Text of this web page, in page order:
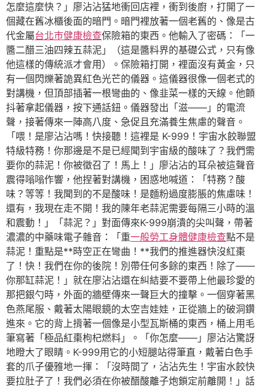
怎麼這麼快？」廖沾沾猛地衝回店裡，衝到後廚，打開了一
個藏在舊冰櫃後面的暗門。暗門裡放著一個老舊的、像是古
代金屬台北巿健康檢查保險箱的東西。他輸入了密碼：「一
醬二醋三油四辣五蒜泥」（這是醬料界的基礎公式，只有像
他這樣的傳統派才會用）。保險箱打開，裡面沒有黃金，只
有一個閃爍著詭異紅色光芒的儀器。這儀器很像一個老式的
對講機，但頂部插著一根彎曲的、像韭菜一樣的天線。他顫
抖著拿起儀器，按下通話鈕。儀器發出「滋——」的電流
聲，接著傳來一陣高八度、急促且充滿養生焦慮的聲音。
「喂！是廖沾沾嗎！快接聽！這裡是 K-999！宇宙水餃聯盟
特級特務！你那邊是不是已經聞到宇宙級的酸味了？我們需
要你的蒜泥！你被徵召了！馬上！」廖沾沾的耳朵被這聲音
震得嗡嗡作響，他捏著對講機，困惑地喊道：「特務？酸
味？等等！我聞到的不是酸味！是麵粉過度膨脹的焦慮味！
還有，我現在走不開！我的陳年老蒜泥需要每隔三小時的溫
和震動！」「蒜泥？」對面傳來K-999崩潰的尖叫聲，帶著
濃濃的中藥味電子雜音：「重一般勞工身體健康檢查點不是
蒜泥！重點是**時空正在彎曲！**我們的推進器快沒紅棗
了！快！我們在你的後院！別帶任何多餘的東西！除了——
你那缸蒜泥！」就在廖沾沾還在糾結要不要帶上他最珍愛的
那把銀勺時，外面的牆壁傳來一聲巨大的撞擊。一個穿著黑
色燕尾服、戴著太陽眼鏡的太空吉娃娃，正從牆上的破洞鑽
進來。它的背上揹著一個像是小型瓦斯桶的東西，桶上用毛
筆寫著「極品紅棗枸杞燃料」。「你怎麼——」廖沾沾驚訝
地瞪大了眼睛。K-999用它的小短腿站得筆直，戴著白色手
套的爪子優雅地一揮：「沒時間了，沾沾先生！宇宙水餃快
要拉肚子了！我們必須在你被醋酸離子炮鎖定前離開！」話